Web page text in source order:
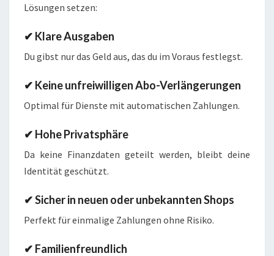
Lösungen setzen:
✔ Klare Ausgaben
Du gibst nur das Geld aus, das du im Voraus festlegst.
✔ Keine unfreiwilligen Abo-Verlängerungen
Optimal für Dienste mit automatischen Zahlungen.
✔ Hohe Privatsphäre
Da keine Finanzdaten geteilt werden, bleibt deine
Identität geschützt.
✔ Sicher in neuen oder unbekannten Shops
Perfekt für einmalige Zahlungen ohne Risiko.
✔ Familienfreundlich